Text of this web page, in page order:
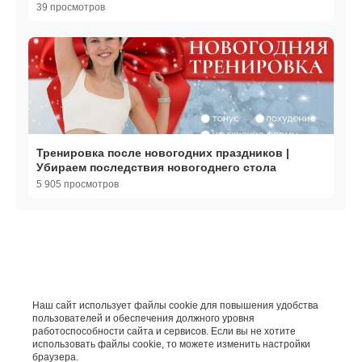
39 просмотров
Тренировка после новогодних праздников |
Убираем последствия новогоднего стола
5 905 просмотров
Наш сайт использует файлы cookie для повышения удобства
пользователей и обеспечения должного уровня
работоспособности сайта и сервисов. Если вы не хотите
использовать файлы cookie, то можете изменить настройки
браузера.